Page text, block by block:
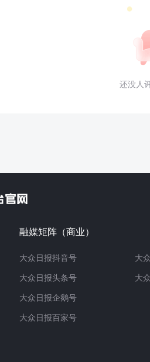
还没人
融媒矩阵（商业）
大众日报抖音号
大众日报头条号
大众日报企鹅号
大众日报百家号
大
大